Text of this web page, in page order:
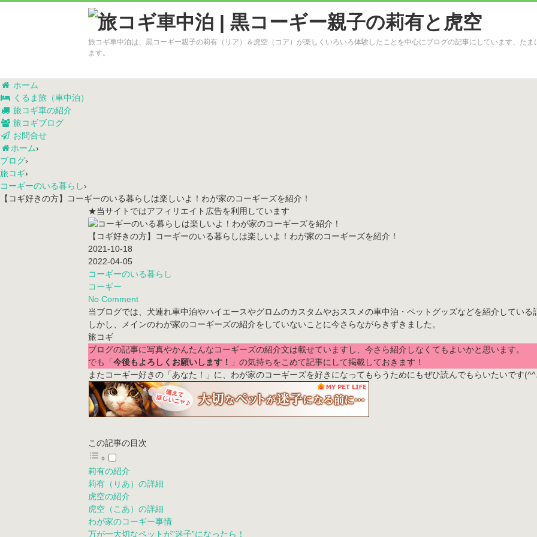
旅コギ車中泊は、黒コーギー親子の莉有（リア）＆虎空（コア）が楽しくいろいろ体験したことを中心にブログの記事にしています、た
ます。
ホーム
くるま旅（車中泊）
旅コギ車の紹介
旅コギブログ
お問合せ
ホーム›
ブログ›
旅コギ›
コーギーのいる暮らし›
【コギ好きの方】コーギーのいる暮らしは楽しいよ！わが家のコーギーズを紹介！
★当サイトではアフィリエイト広告を利用しています
【コギ好きの方】コーギーのいる暮らしは楽しいよ！わが家のコーギーズを紹介！
2021-10-18
2022-04-05
コーギーのいる暮らし
コーギー
No Comment
当ブログでは、犬連れ車中泊やハイエースやグロムのカスタムやおススメの車中泊・ペットグッズなどを紹介している
しかし、メインのわが家のコーギーズの紹介をしていないことに今さらながらきずきました。
ブログの記事に写真やかんたんなコーギーズの紹介文は載せていますし、今さら紹介しなくてもよいかと思います。
でも「今後もよろしくお願いします！
」の気持ちをこめて記事にして掲載しておきます！
またコーギー好きの「あなた！」に、わが家のコーギーズを好きになってもらうためにもぜひ読んでもらいたいです
この記事の目次
莉有の紹介
莉有（りあ）の詳細
虎空の紹介
虎空（こあ）の詳細
わが家のコーギー事情
万が一大切なペットが”迷子”になったら！